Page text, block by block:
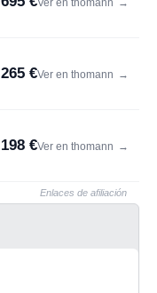
Ver en thomann →
265 €Ver en thomann →
198 €Ver en thomann →
Enlaces de afiliación